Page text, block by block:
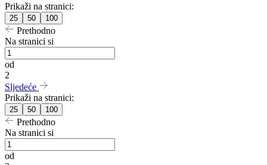
Prikaži na stranici:
25 50 100
Prethodno
Na stranici si
od
2
Sljedeće
Prikaži na stranici:
25 50 100
Prethodno
Na stranici si
od